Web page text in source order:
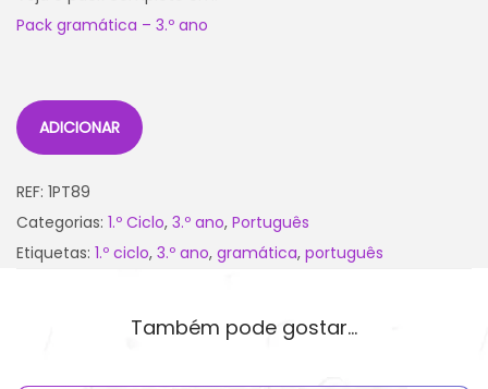
Pack gramática – 3.º ano
ADICIONAR
REF: 1PT89
Categorias: 1.º Ciclo, 3.º ano, Português
Etiquetas: 1.º ciclo, 3.º ano, gramática, português
Também pode gostar…